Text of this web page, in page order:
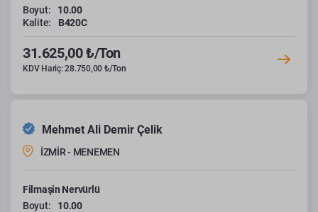
Boyut:
10.00
Kalite:
B420C
31.625,00 ₺/Ton
KDV Hariç: 28.750,00 ₺/Ton
Mehmet Ali Demir Çelik
İZMİR - MENEMEN
Filmaşin Nervürlü
Boyut:
10.00